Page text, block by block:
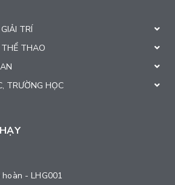
TRÍ
THAO
TRƯỜNG HỌC
- LHG001